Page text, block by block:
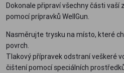
Dokonale připraví všechny části vaší
pomocí prípravků WellGun.
Nasměrujte trysku na místo, které
povrch.
Tlakový přípravek odstraní veškeré
čištení pomocí speciálních